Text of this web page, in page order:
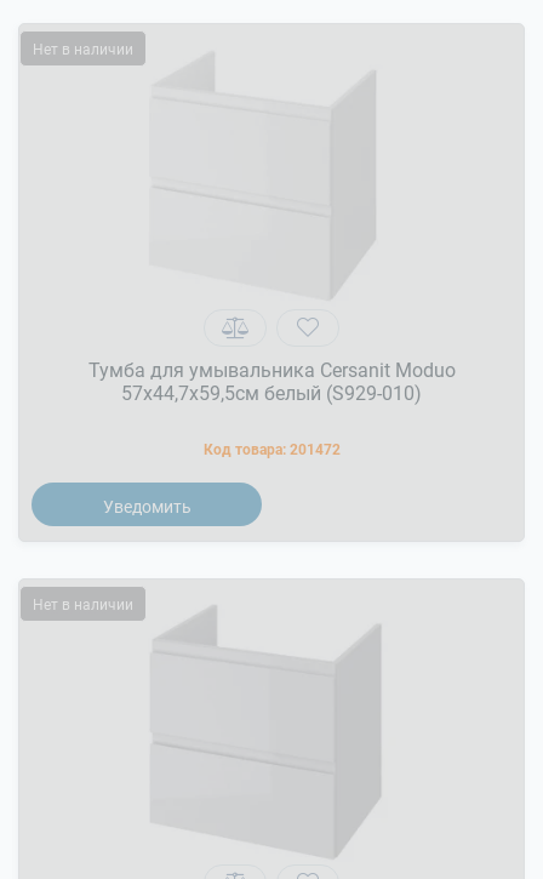
Нет в наличии
Тумба для умывальника Cersanit Moduo
57x44,7x59,5см белый (S929-010)
Код товара: 201472
Уведомить
Нет в наличии